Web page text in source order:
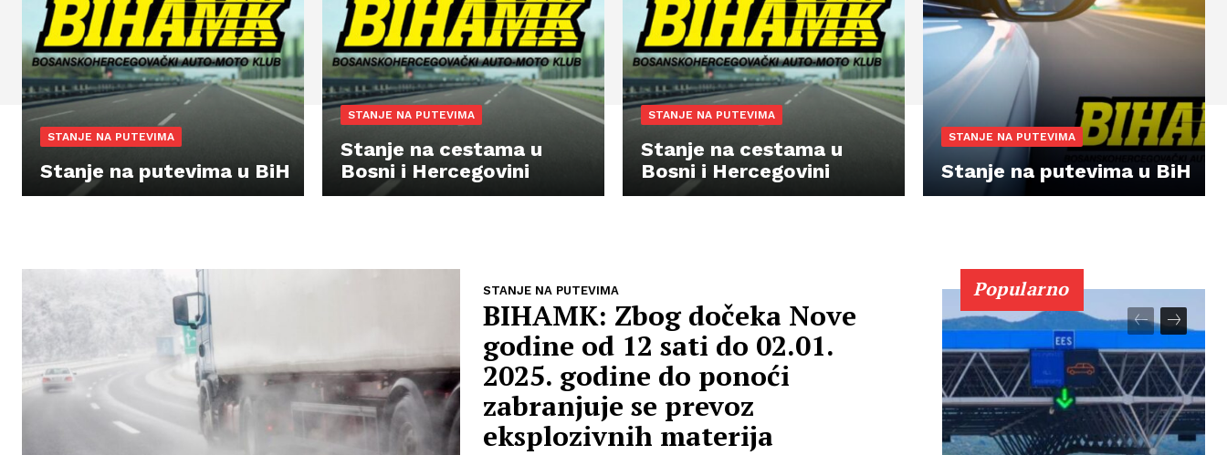
STANJE NA PUTEVIMA
Stanje na putevima u BiH
STANJE NA PUTEVIMA
Stanje na cestama u
Bosni i Hercegovini
STANJE NA PUTEVIMA
Stanje na cestama u
Bosni i Hercegovini
STANJE NA PUTEVIMA
Stanje na putevima u BiH
STANJE NA PUTEVIMA
BIHAMK: Zbog dočeka Nove
godine od 12 sati do 02.01.
2025. godine do ponoći
zabranjuje se prevoz
eksplozivnih materija
Popularno